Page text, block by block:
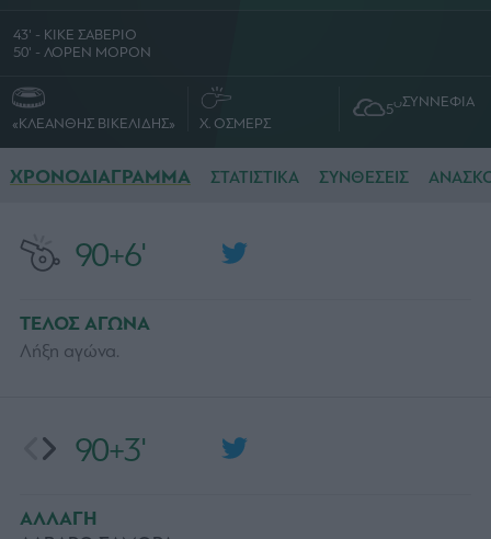
43' - ΚΙΚΕ ΣΑΒΕΡΙΟ
50' - ΛΟΡΕΝ ΜΟΡΟΝ
«ΚΛΕΑΝΘΗΣ ΒΙΚΕΛΙΔΗΣ» Χ. ΟΣΜΕΡΣ
5OΣΥΝΝΕΦΙΑ
ΧΡΟΝΟΔΙΑΓΡΑΜΜΑ ΣΤΑΤΙΣΤΙΚΑ ΣΥΝΘΕΣΕΙΣ
90+3'
ΑΛΛΑΓΗ
90+6'
ΤΕΛΟΣ ΑΓΩΝΑ
Λήξη αγώνα.